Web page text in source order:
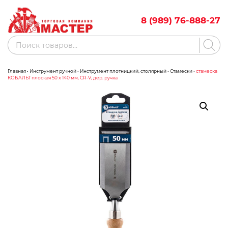
content
8 (989) 76-888-27
Акции Бренды
Измерительное оборудование
Клининговое оборудование
Компрессорное оборудование
Поиск
товаров
Главная• Инструмент ручной• Инструмент плотницкий, столярный• Стамески• стамеска
КОБАЛЬТ плоская 50 х 140 мм, CR-V, дер. ручка